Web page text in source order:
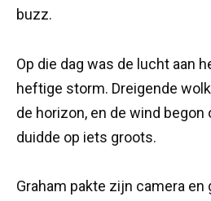
buzz.
Op die dag was de lucht aan
heftige storm. Dreigende
de horizon, en de wind begon
duidde op iets groots.
Graham pakte zijn camera en